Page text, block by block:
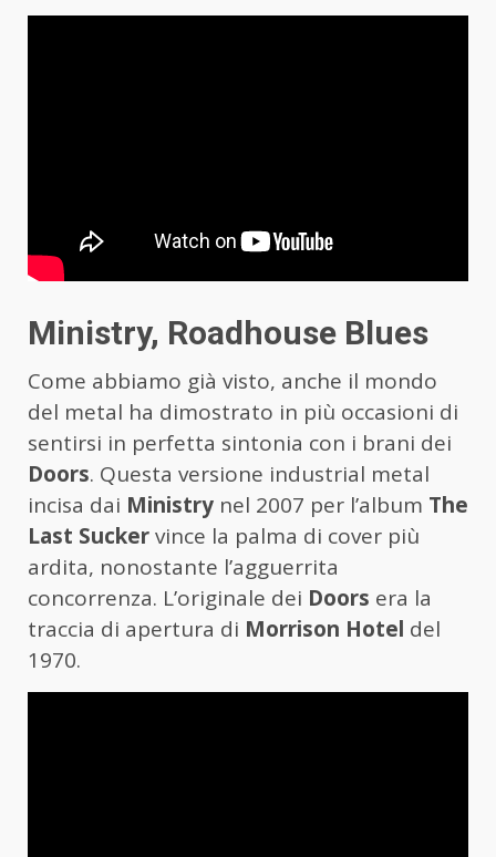
Ministry, Roadhouse Blues
Come abbiamo già visto, anche il mondo
del metal ha dimostrato in più occasioni di
sentirsi in perfetta sintonia con i brani dei
Doors. Questa versione industrial metal
incisa dai Ministry nel 2007 per l’album The
Last Suckervince la palma di cover più
ardita, nonostante l’agguerrita
concorrenza. L’originale dei Doors era la
traccia di apertura di Morrison Hotel del
1970.